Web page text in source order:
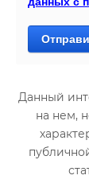
Данный
на нем,